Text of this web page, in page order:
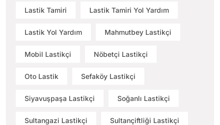
Lastik Tamiri Lastik Tamiri Yol Yardım
Lastik Yol Yardım Mahmutbey Lastikçi
Mobil Lastikçi Nöbetçi Lastikçi
Oto Lastik Sefaköy Lastikçi
Siyavuşpaşa Lastikçi Soğanlı Lastikçi
Sultangazi Lastikçi Sultançiftliği Lastikçi